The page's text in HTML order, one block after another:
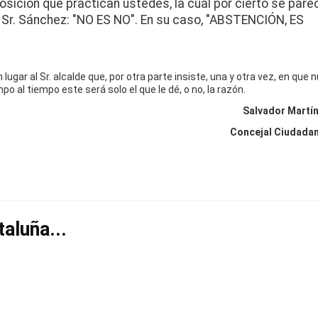
que practican ustedes, la cual por cierto se
"NO ES NO". En su caso, "ABSTENCIÓN, ES
al Sr. alcalde que, por otra parte insiste, una y otra vez, en que
al tiempo este será solo el que le dé, o no, la razón.
Salvador
Concejal